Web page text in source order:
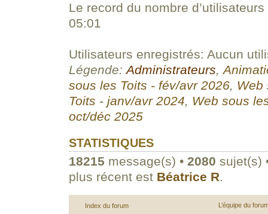
Le record du nombre
05:01
Utilisateurs enregistrés: Aucun
Légende:Administrateurs,
sous les Toits - fév/avr 2026, Web
Toits - janv/avr 2024, Web sous
oct/déc 2025
STATISTIQUES
18215 message(s) • 2080 sujet(s)
plus récent est Béatrice R.
Index du forum L’équipe du